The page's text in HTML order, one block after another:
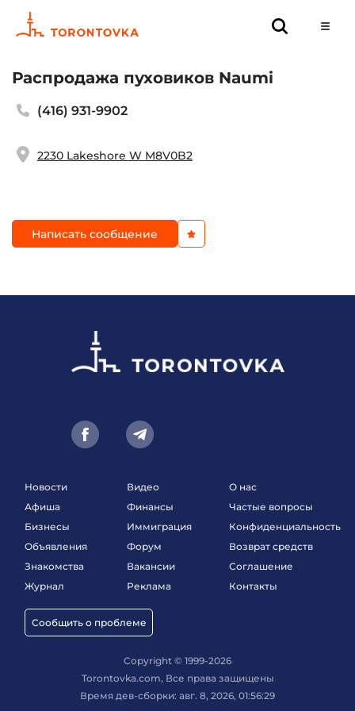
Распродажа пуховиков Naumi
(416) 931-9902
2230 Lakeshore W M8V0B2
Написать сообщение
Новости
Афиша
Бизнесы
Объявления
Знакомства
Журнал
Сообщить о проблеме
Видео
Финансы
Иммиграция
Форум
Вакансии
Реклама
О нас
Частые вопросы
Конфиденциальность
Возврат средств
Соглашение
Контакты
Copyright © 1999-2026
Torontovka.com, Все права защищены
Время дев-сборки: авг. 8, 2026, 01:56:29